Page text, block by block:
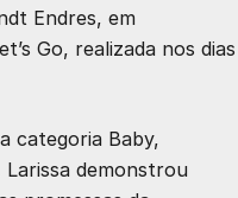
Endres, em
Go, realizada nos dias
categoria Baby,
demonstrou